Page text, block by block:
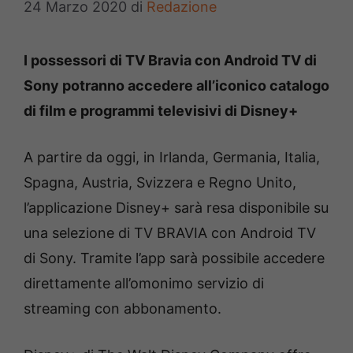
24 Marzo 2020 di Redazione
I possessori di TV Bravia con Android TV di
Sony potranno accedere all’iconico catalogo
di film e programmi televisivi di Disney+
A partire da oggi, in Irlanda, Germania, Italia,
Spagna, Austria, Svizzera e Regno Unito,
l’applicazione Disney+ sarà resa disponibile su
una selezione di TV BRAVIA con Android TV
di Sony. Tramite l’app sarà possibile accedere
direttamente all’omonimo servizio di
streaming con abbonamento.